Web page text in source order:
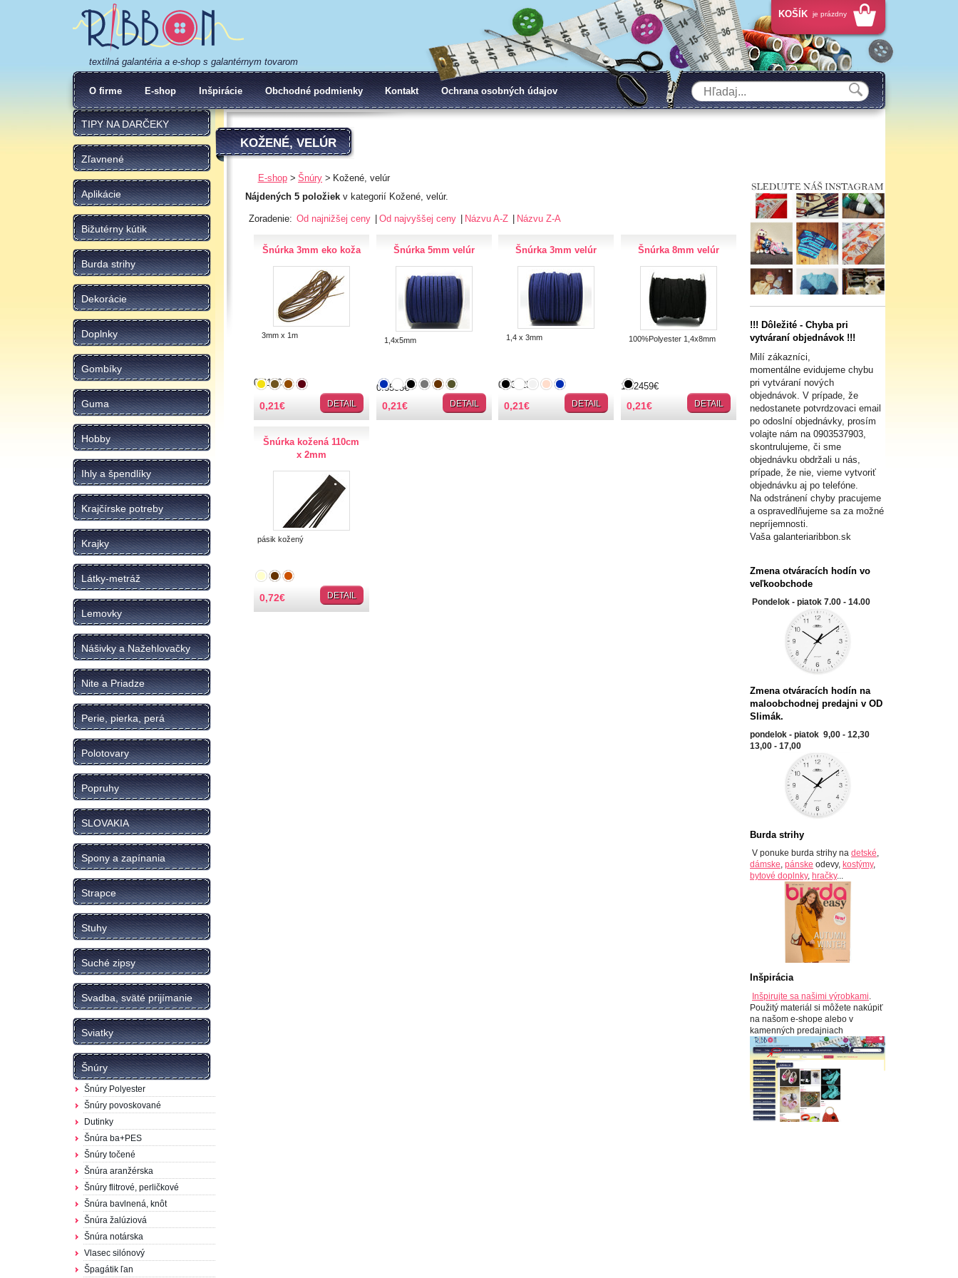
textilná galantéria a e-shop s galantérnym tovarom
KOŠÍK je prázdny
O firme E-shop Inšpirácie Obchodné podmienky Kontakt Ochrana osobných údajov
TIPY NA DARČEKY
Zľavnené
Aplikácie
Bižutérny kútik
Burda strihy
Dekorácie
Doplnky
Gombíky
Guma
Hobby
Ihly a špendlíky
Krajčírske potreby
Krajky
Látky-metráž
Lemovky
Nášivky a Nažehlovačky
Nite a Priadze
Perie, pierka, perá
Polotovary
Popruhy
SLOVAKIA
Spony a zapínania
Strapce
Stuhy
Suché zipsy
Svadba, sväté prijímanie
Sviatky
Šnúry
Šnúry Polyester
Šnúry povoskované
Dutinky
Šnúra ba+PES
Šnúry točené
Šnúra aranžérska
Šnúry flitrové, perličkové
Šnúra bavlnená, knôt
Šnúra žalúziová
Šnúra notárska
Vlasec silónový
Špagátik ľan
KOŽENÉ, VELÚR
E-shop Šnúry
Kožené, velúr
Nájdených 5 položiek v kategorií Kožené, velúr.
Zoradenie: Od najnižšej ceny Od najvyššej ceny Názvu A-Z Názvu Z-A
Šnúrka 3mm eko koža
3mm x 1m
0.615€
0,21€ DETAIL
Šnúrka 5mm velúr
1,4x5mm
0.5535€
0,21€ DETAIL
Šnúrka 3mm velúr
1,4 x 3mm
0.33825€
0,21€ DETAIL
Šnúrka 8mm velúr
100%Polyester 1,4x8mm
1.02459€
0,21€ DETAIL
Šnúrka kožená 110cm
x 2mm
pásik kožený
0,72€ DETAIL
!!! Dôležité - Chyba pri
vytváraní objednávok !!!
Milí zákazníci,
momentálne evidujeme chybu
pri vytváraní nových
objednávok. V prípade, že
nedostanete potvrdzovaci email
po odoslní objednávky, prosím
volajte nám na 0903537903,
skontrulujeme, či sme
objednávku obdržali u nás,
prípade, že nie, vieme vytvoriť
objednávku aj po telefóne.
Na odstránení chyby pracujeme
a ospravedlňujeme sa za možné
nepríjemnosti.
Vaša galanteriaribbon.sk
Zmena otváracích hodín vo
veľkoobchode
Pondelok - piatok 7.00 - 14.00
Zmena otváracích hodín na
maloobchodnej predajni v OD
Slimák.
pondelok - piatok 9,00 - 12,30
13,00 - 17,00
Burda strihy
V ponuke burda strihy na detské,
dámske, pánske odevy, kostýmy,
bytové doplnky, hračky...
Inšpirácia
Inšpirujte sa našimi výrobkami.
Použitý materiál si môžete nakúpiť
na našom e-shope alebo v
kamenných predajniach